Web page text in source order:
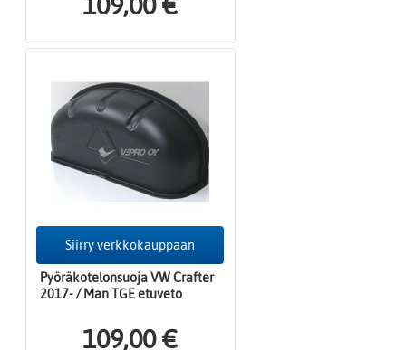
Siirry verkkokauppaan
Pyöräkotelonsuoja VW Crafter
2017- / Man TGE etuveto
109,00 €